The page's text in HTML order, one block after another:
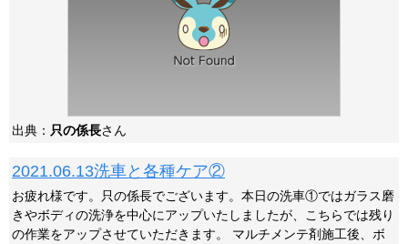
出典： 只の係長さん
2021.06.13洗車と各種ケア②
お疲れ様です。只の係長でございます。本日の洗車①ではガラス磨
きやボディの洗浄を中心にアップいたしましたが、こちらでは残り
の作業をアップさせていただきます。 マルチメンテ剤施工後、ボ